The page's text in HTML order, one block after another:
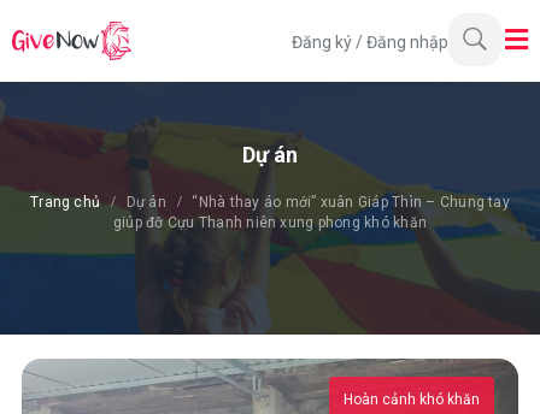
Đăng ký /Đăng nhập
Dự án
Trang chủ Dự án
“Nhà thay áo mới” xuân Giáp Thìn – Chung tay
giúp đỡ Cựu Thanh niên xung phong khó khăn
Hoàn cảnh khó khăn